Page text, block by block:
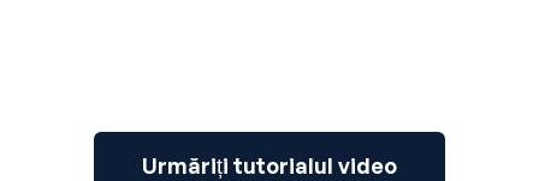
Urmăriți tutorialul video